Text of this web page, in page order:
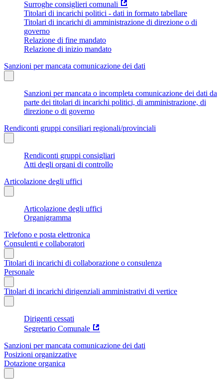
Surroghe consiglieri comunali
Titolari di incarichi politici - dati in formato tabellare
Titolari di incarichi di amministrazione di direzione o di
governo
Relazione di fine mandato
Relazione di inizio mandato
Sanzioni per mancata comunicazione dei dati
Sanzioni per mancata o incompleta comunicazione dei dati da
parte dei titolari di incarichi politici, di amministrazione, di
direzione o di governo
Rendiconti gruppi consiliari regionali/provinciali
Rendiconti gruppi consigliari
Atti degli organi di controllo
Articolazione degli uffici
Articolazione degli uffici
Organigramma
Telefono e posta elettronica
Consulenti e collaboratori
Titolari di incarichi di collaborazione o consulenza
Personale
Titolari di incarichi dirigenziali amministrativi di vertice
Dirigenti cessati
Segretario Comunale
Sanzioni per mancata comunicazione dei dati
Posizioni organizzative
Dotazione organica